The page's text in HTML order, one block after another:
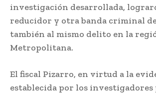
investigación desarrollada,
reducidor y otra banda criminal
también al mismo delito en la
Metropolitana.
El fiscal Pizarro, en virtud a la
establecida por los investigadores